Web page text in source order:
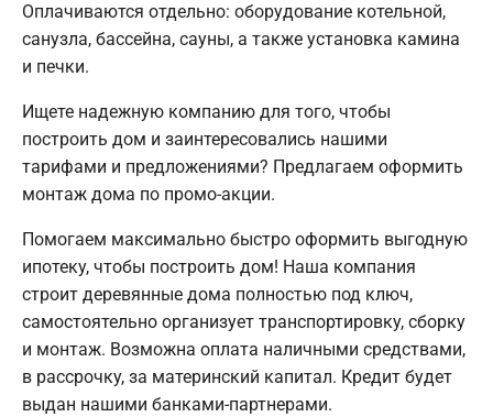
Оплачиваются отдельно: оборудование котельной,
санузла, бассейна, сауны, а также установка камина
и печки.
Ищете надежную компанию для того, чтобы
построить дом и заинтересовались нашими
тарифами и предложениями? Предлагаем оформить
монтаж дома по промо-акции.
Помогаем максимально быстро оформить выгодную
ипотеку, чтобы построить дом! Наша компания
строит деревянные дома полностью под ключ,
самостоятельно организует транспортировку, сборку
и монтаж. Возможна оплата наличными средствами,
в рассрочку, за материнский капитал. Кредит будет
выдан нашими банками-партнерами.